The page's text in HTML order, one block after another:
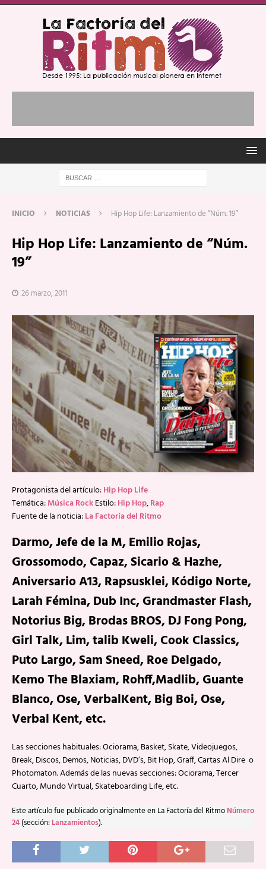
INICIO NOTICIAS Hip Hop Life: Lanzamiento de “Núm. 19”
Hip Hop Life: Lanzamiento de “Núm.
19”
26 marzo, 2011
Protagonista del artículo:Hip Hop Life
Temática:Música RockEstilo:Hip Hop,Rap
Fuente de la noticia:La Factoría del Ritmo
Darmo, Jefe de la M, Emilio Rojas,
Grossomodo, Capaz, Sicario & Hazhe,
Aniversario A13, Rapsusklei, Kódigo Norte,
Larah Fémina, Dub Inc, Grandmaster Flash,
Notorius Big, Brodas BROS, DJ Fong Pong,
Girl Talk, Lim, talib Kweli, Cook Classics,
Puto Largo, Sam Sneed, Roe Delgado,
Kemo The Blaxiam, Rohff,Madlib, Guante
Blanco, Ose, VerbalKent, Big Boi, Ose,
Verbal Kent, etc.
Las secciones habituales: Ociorama, Basket, Skate, Videojuegos,
Break, Discos, Demos, Noticias, DVD’s, Bit Hop, Graff, Cartas Al Dire o
Photomaton. Además de las nuevas secciones: Ociorama, Tercer
Cuarto, Mundo Virtual, Skateboarding Life, etc.
Este artículo fue publicado originalmente en La Factoría del Ritmo Número
24 (sección: Lanzamientos).